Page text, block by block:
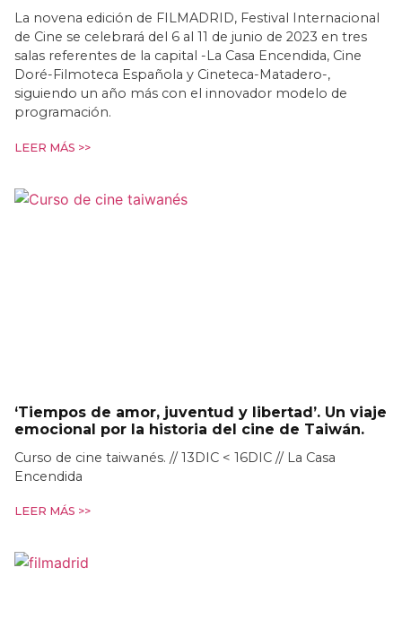
La novena edición de FILMADRID, Festival Internacional
de Cine se celebrará del 6 al 11 de junio de 2023 en tres
salas referentes de la capital -La Casa Encendida, Cine
Doré-Filmoteca Española y Cineteca-Matadero-,
siguiendo un año más con el innovador modelo de
programación.
LEER MÁS >>
‘Tiempos de amor, juventud y libertad’. Un viaje
emocional por la historia del cine de Taiwán.
Curso de cine taiwanés. // 13DIC < 16DIC // La Casa
Encendida
LEER MÁS >>